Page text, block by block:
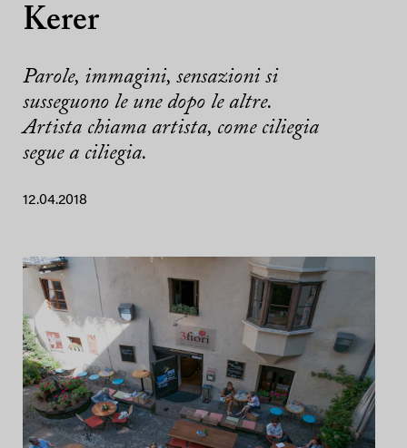
Kerer
Parole, immagini, sensazioni si
susseguono le une dopo le altre.
Artista chiama artista, come ciliegia
segue a ciliegia.
12.04.2018